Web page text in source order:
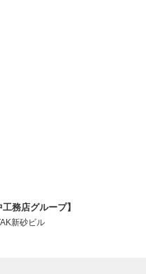
務店グループ】
新砂ビル